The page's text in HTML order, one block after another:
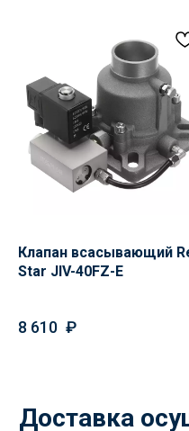
Клапан всасывающий
Star JIV-40FZ-E
8 610 ₽
МЕНЮ
Фильтры
ООО
WisdomDesign
Политика
конфиденциальности